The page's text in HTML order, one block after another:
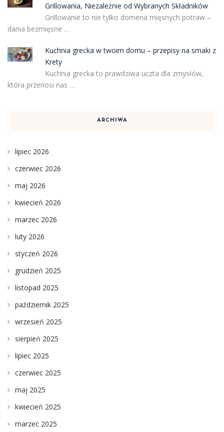
Grillowania, Niezależnie od Wybranych Składników
Grillowanie to nie tylko domena mięsnych potraw –
dania bezmięsne …
Kuchnia grecka w twoim domu – przepisy na smaki z
Krety
Kuchnia grecka to prawdziwa uczta dla zmysłów,
która przenosi nas …
ARCHIWA
lipiec 2026
czerwiec 2026
maj 2026
kwiecień 2026
marzec 2026
luty 2026
styczeń 2026
grudzień 2025
listopad 2025
październik 2025
wrzesień 2025
sierpień 2025
lipiec 2025
czerwiec 2025
maj 2025
kwiecień 2025
marzec 2025